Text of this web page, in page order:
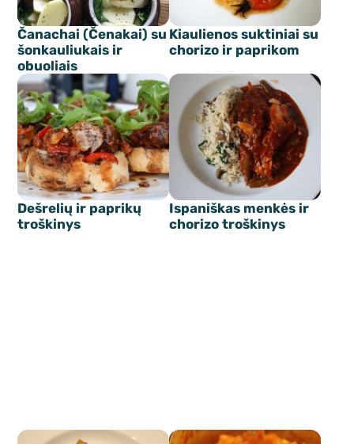
Čanachai (Čenakai) su
šonkauliukais ir
obuoliais
Kiaulienos suktiniai su
chorizo ir paprikom
Dešrelių ir paprikų
troškinys
Ispaniškas menkės ir
chorizo troškinys